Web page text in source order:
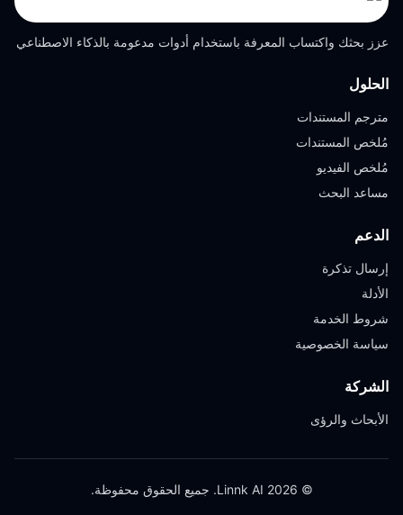
عزز بحثك واكتساب المعرفة باستخدام أدوات مدعومة بالذكاء الاصطناعي
الحلول
مترجم المستندات
مُلخص المستندات
مُلخص الفيديو
مساعد البحث
الدعم
إرسال تذكرة
الأدلة
شروط الخدمة
سياسة الخصوصية
الشركة
الأبحاث والرؤى
© 2026 Linnk AI. جميع الحقوق محفوظة.